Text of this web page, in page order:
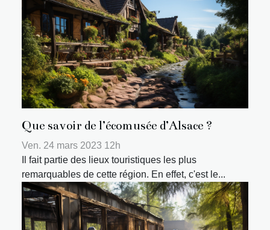
Que savoir de l’écomusée d’Alsace ?
Ven. 24 mars 2023 12h
Il fait partie des lieux touristiques les plus
remarquables de cette région. En effet, c'est le...